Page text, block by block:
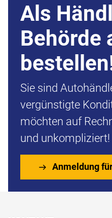
Als
Behörde
Sie sind
vergünstigte
möchten auf
und unkompliziert!
Anmeldung